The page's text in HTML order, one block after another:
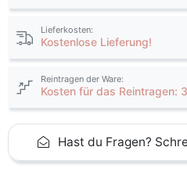
Lieferkosten:
Kostenlose Lieferung!
Reintragen der Ware:
Kosten für das Reintragen:
Hast du Fragen?